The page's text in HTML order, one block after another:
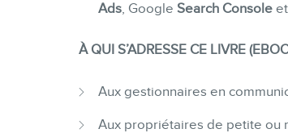
Ads, Google Search Console
À QUI S’ADRESSE CE LIVRE
Aux gestionnaires en
Aux propriétaires de petite ou